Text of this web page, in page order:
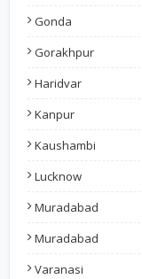
Gonda
Gorakhpur
Haridvar
Kanpur
Kaushambi
Lucknow
Muradabad
Muradabad
Varanasi